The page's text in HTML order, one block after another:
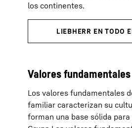
los continentes.
Valores fundamentales
Los valores fundamentales
familiar caracterizan su
forman una base sólida